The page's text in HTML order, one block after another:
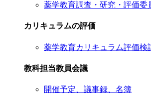
薬学教育調査・研究・評価委
カリキュラムの評価
薬学教育カリキュラム評価検
教科担当教員会議
開催予定、議事録、名簿